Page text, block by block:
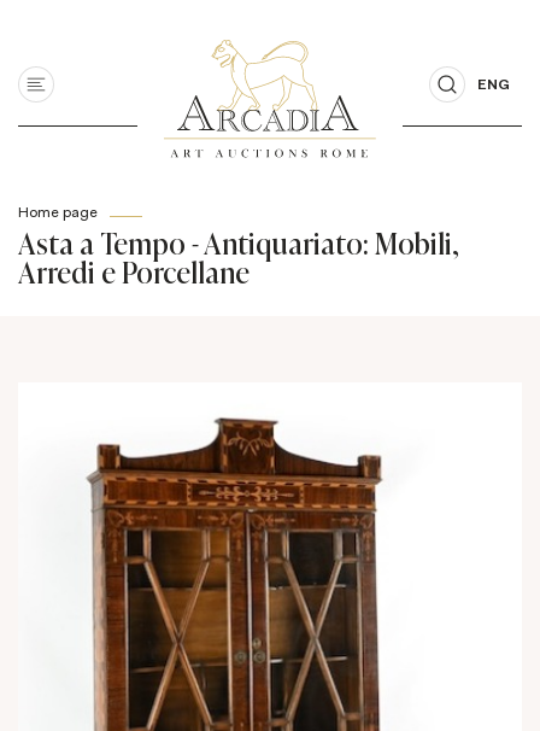
ENG
Home page
Asta a Tempo - Antiquariato: Mobili,
Arredi e Porcellane